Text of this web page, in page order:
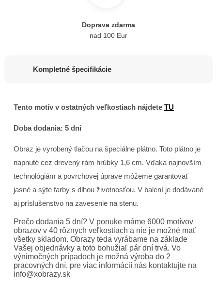
Doprava zdarma
nad 100 Eur
Kompletné špecifikácie
Tento motív v ostatných veľkostiach nájdete TU
Doba dodania: 5 dní
Obraz je vyrobený tlačou na špeciálne plátno. Toto plátno je
napnuté cez drevený rám hrúbky 1,6 cm. Vďaka najnovším
technológiám a povrchovej úprave môžeme garantovať
jasné a sýte farby s dlhou životnosťou. V balení je dodávané
aj príslušenstvo na zavesenie na stenu.
Prečo dodania 5 dní? V ponuke máme 6000 motívov
obrazov v 40 rôznych veľkostiach a nie je možné mať
všetky skladom. Obrazy teda vyrábame na základe
Vašej objednávky a toto bohužiaľ pár dní trvá. Vo
výnimočných prípadoch je možná výroba do 2
pracovných dní, pre viac informácií nás kontaktujte na
info@xobrazy.sk